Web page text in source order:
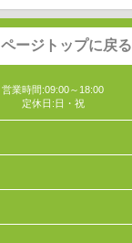
ページトップに戻る
営業時間:09:00～18:00
定休日:日・祝